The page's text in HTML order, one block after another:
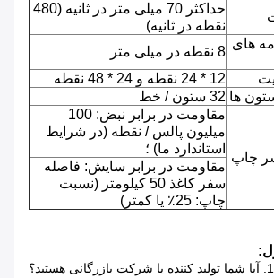
حداکثر 70 میلی متر در ثانیه (480
نقطه در ثانیه)
های
8 نقطه در میلی متر
12 * 24 نقطه و 24 * 48 نقطه
ها 32 ستون / خط
چاپ
مقاومت در برابر نبض: 100
میلیون پالس / نقطه (در شرایط
استاندارد ما) ؛
مقاومت در برابر سایش: فاصله
سفر کاغذ 50 کیلومتر (نسبت
چاپ: 25٪ یا کمتر)
1. آیا شما تولید کننده یا شرکت بازرگانی هستید؟